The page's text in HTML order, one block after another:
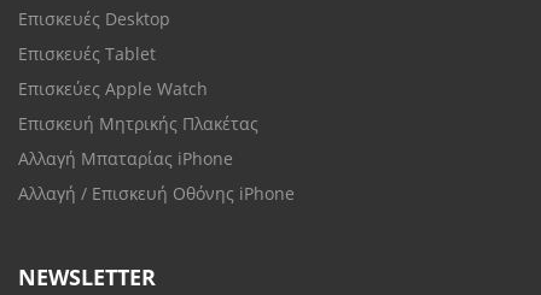
Επισκευές Desktop
Επισκευές Tablet
Επισκεύες Apple Watch
Επισκευή Μητρικής Πλακέτας
Αλλαγή Μπαταρίας iPhone
Αλλαγή / Επισκευή Οθόνης iPhone
NEWSLETTER